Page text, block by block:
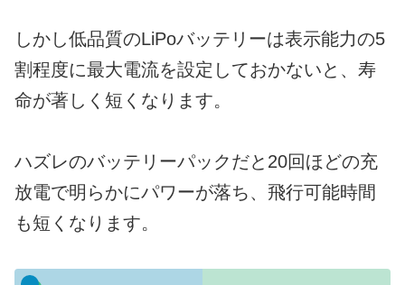
しかし低品質のLiPoバッテリーは表示能力の5
割程度に最大電流を設定しておかないと、寿
命が著しく短くなります。
ハズレのバッテリーパックだと20回ほどの充
放電で明らかにパワーが落ち、飛行可能時間
も短くなります。